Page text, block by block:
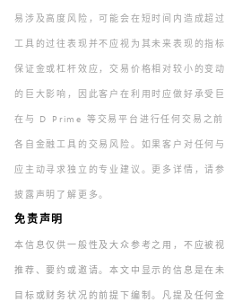
易涉及高度风险，可能会在短时间内造成超
工具的过往表现并不应视为其未来表现的指
保证金或杠杆效应，交易价格相对较小的变
的巨大影响，因此客户在利用时应做好承受
在与 D Prime 等交易平台进行任何交易之
各自金融工具的交易风险。如果客户对任何
应主动寻求独立的专业建议。更多详情，请
披露声明了解更多。
免责声明
本信息仅供一般性及大众参考之用，不应被
推荐、要约或邀请。本文中显示的信息是在
目标或财务状况的前提下编制。凡提及任何